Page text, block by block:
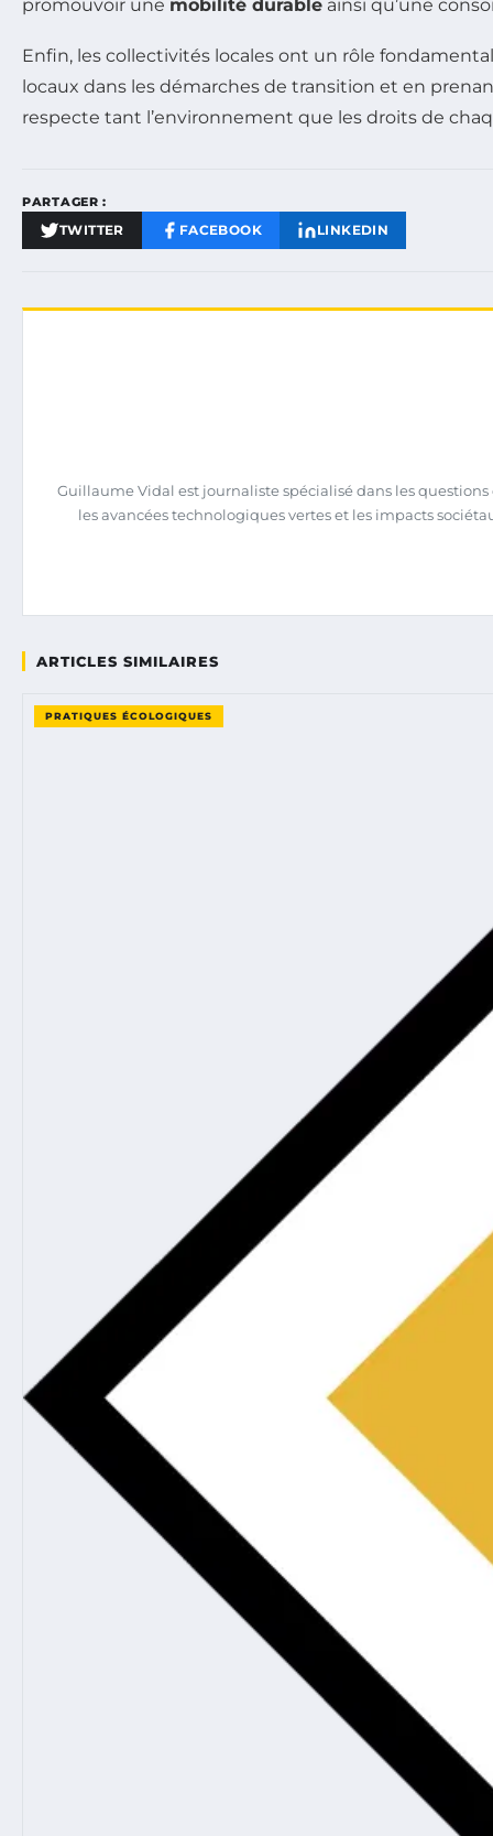
promouvoir une mobilité durable ainsi qu’une
Enfin, les collectivités locales ont un rôle
locaux dans les démarches de transition et en
respecte tant l’environnement que les droits de
PARTAGER :
TWITTER FACEBOOK LINKEDIN
Guillaume Vidal est journaliste spécialisé dans les
les avancées technologiques vertes et les impacts
ARTICLES SIMILAIRES
PRATIQUES ÉCOLOGIQUES